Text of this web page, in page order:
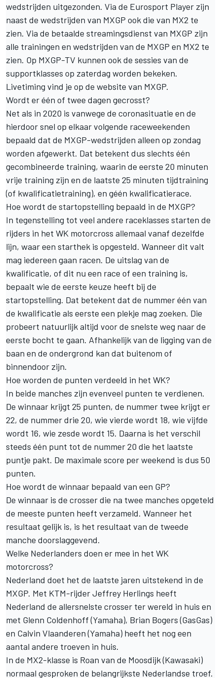
wedstrijden uitgezonden. Via de Eurosport Player zijn
naast de wedstrijden van MXGP ook die van MX2 te
zien. Via de betaalde streamingsdienst van MXGP zijn
alle trainingen en wedstrijden van de MXGP en MX2 te
zien. Op MXGP-TV kunnen ook de sessies van de
supportklasses op zaterdag worden bekeken.
Livetiming vind je op de website van MXGP.
Wordt er één of twee dagen gecrosst?
Net als in 2020 is vanwege de coronasituatie en de
hierdoor snel op elkaar volgende raceweekenden
bepaald dat de MXGP-wedstrijden alleen op zondag
worden afgewerkt. Dat betekent dus slechts één
gecombineerde training, waarin de eerste 20 minuten
vrije training zijn en de laatste 25 minuten tijdtraining
(of kwalificatietraining), en géén kwalificatierace.
Hoe wordt de startopstelling bepaald in de MXGP?
In tegenstelling tot veel andere raceklasses starten de
rijders in het WK motorcross allemaal vanaf dezelfde
lijn, waar een starthek is opgesteld. Wanneer dit valt
mag iedereen gaan racen. De uitslag van de
kwalificatie, of dit nu een race of een training is,
bepaalt wie de eerste keuze heeft bij de
startopstelling. Dat betekent dat de nummer één van
de kwalificatie als eerste een plekje mag zoeken. Die
probeert natuurlijk altijd voor de snelste weg naar de
eerste bocht te gaan. Afhankelijk van de ligging van de
baan en de ondergrond kan dat buitenom of
binnendoor zijn.
Hoe worden de punten verdeeld in het WK?
In beide manches zijn evenveel punten te verdienen.
De winnaar krijgt 25 punten, de nummer twee krijgt er
22, de nummer drie 20, wie vierde wordt 18, wie vijfde
wordt 16, wie zesde wordt 15. Daarna is het verschil
steeds één punt tot de nummer 20 die het laatste
puntje pakt. De maximale score per weekend is dus 50
punten.
Hoe wordt de winnaar bepaald van een GP?
De winnaar is de crosser die na twee manches opgeteld
de meeste punten heeft verzameld. Wanneer het
resultaat gelijk is, is het resultaat van de tweede
manche doorslaggevend.
Welke Nederlanders doen er mee in het WK
motorcross?
Nederland doet het de laatste jaren uitstekend in de
MXGP. Met KTM-rijder Jeffrey Herlings heeft
Nederland de allersnelste crosser ter wereld in huis en
met Glenn Coldenhoff (Yamaha), Brian Bogers(GasGas)
en Calvin Vlaanderen(Yamaha) heeft het nog een
aantal andere troeven in huis.
In de MX2-klasse is Roan van de Moosdijk(Kawasaki)
normaal gesproken de belangrijkste Nederlandse troef.